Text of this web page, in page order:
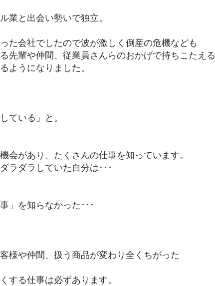
業と出会い勢いで独立。
た会社でしたので波が激しく倒産の危機なども
先輩や仲間、従業員さんらのおかげで持ちこたえる
ようになりました。
ている」と。
があり、たくさんの仕事を知っています。
ラダラしていた自分は･･･
」を知らなかった･･･
様や仲間、扱う商品が変わり全くちがった
する仕事は必ずあります。